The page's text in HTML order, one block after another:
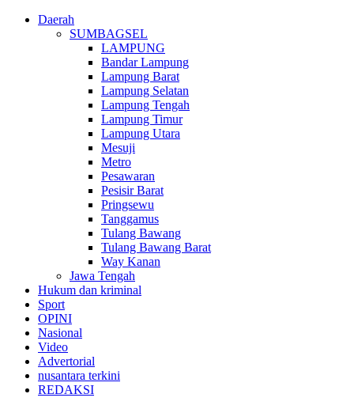
Daerah
SUMBAGSEL
LAMPUNG
Bandar Lampung
Lampung Barat
Lampung Selatan
Lampung Tengah
Lampung Timur
Lampung Utara
Mesuji
Metro
Pesawaran
Pesisir Barat
Pringsewu
Tanggamus
Tulang Bawang
Tulang Bawang Barat
Way Kanan
Jawa Tengah
Hukum dan kriminal
Sport
OPINI
Nasional
Video
Advertorial
nusantara terkini
REDAKSI